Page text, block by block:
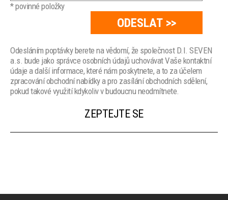
* povinné položky
Odesláním poptávky berete na vědomí, že společnost D.I. SEVEN
a.s. bude jako správce osobních údajů uchovávat Vaše kontaktní
údaje a další informace, které nám poskytnete, a to za účelem
zpracování obchodní nabídky a pro zasílání obchodních sdělení,
pokud takové využití kdykoliv v budoucnu neodmítnete.
ZEPTEJTE SE